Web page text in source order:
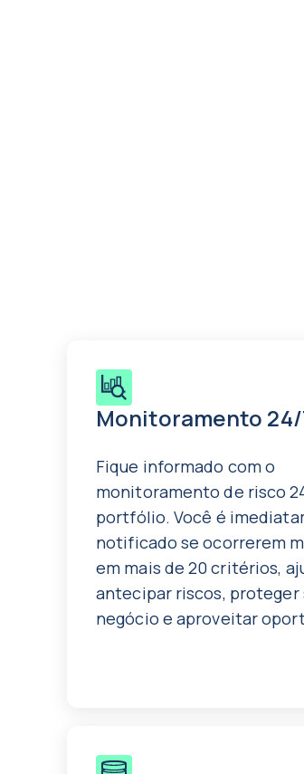
Monitoramento
Fique informado com o
monitoramento de risco
portfólio. Você é
notificado se ocorrerem
em mais de 20 critérios,
antecipar riscos, proteger
negócio e aproveitar